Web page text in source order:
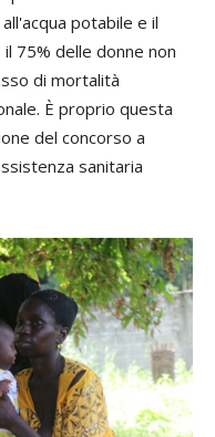
potabile e il
75% delle donne non
di mortalità
È proprio questa
del concorso a
sanitaria